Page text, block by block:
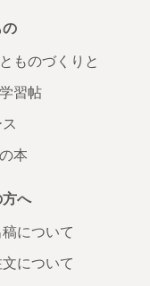
の
ものづくりと
習帖
本
方へ
について
について